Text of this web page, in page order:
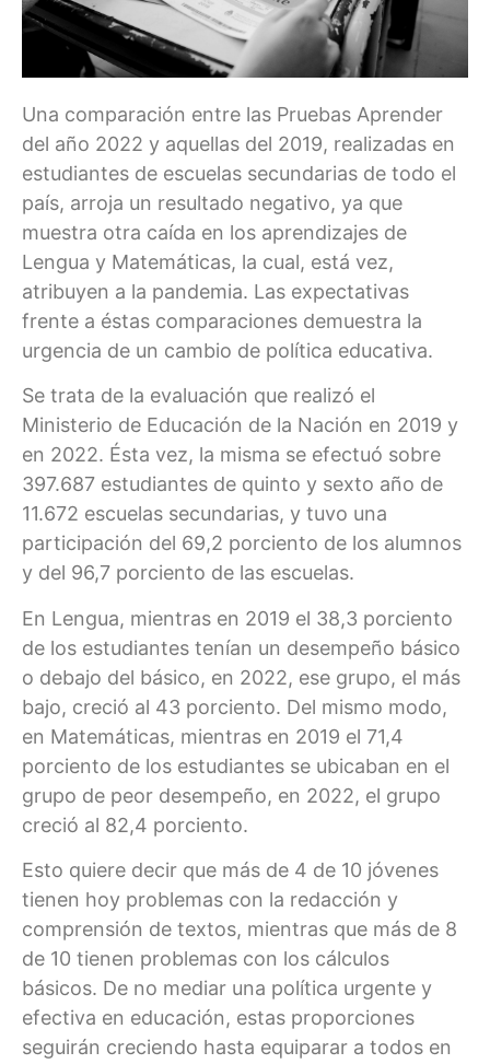
Una comparación entre las Pruebas Aprender
del año 2022 y aquellas del 2019, realizadas en
estudiantes de escuelas secundarias de todo el
país, arroja un resultado negativo, ya que
muestra otra caída en los aprendizajes de
Lengua y Matemáticas, la cual, está vez,
atribuyen a la pandemia. Las expectativas
frente a éstas comparaciones demuestra la
urgencia de un cambio de política educativa.
Se trata de la evaluación que realizó el
Ministerio de Educación de la Nación en 2019 y
en 2022. Ésta vez, la misma se efectuó sobre
397.687 estudiantes de quinto y sexto año de
11.672 escuelas secundarias, y tuvo una
participación del 69,2 porciento de los alumnos
y del 96,7 porciento de las escuelas.
En Lengua, mientras en 2019 el 38,3 porciento
de los estudiantes tenían un desempeño básico
o debajo del básico, en 2022, ese grupo, el más
bajo, creció al 43 porciento. Del mismo modo,
en Matemáticas, mientras en 2019 el 71,4
porciento de los estudiantes se ubicaban en el
grupo de peor desempeño, en 2022, el grupo
creció al 82,4 porciento.
Esto quiere decir que más de 4 de 10 jóvenes
tienen hoy problemas con la redacción y
comprensión de textos, mientras que más de 8
de 10 tienen problemas con los cálculos
básicos. De no mediar una política urgente y
efectiva en educación, estas proporciones
seguirán creciendo hasta equiparar a todos en